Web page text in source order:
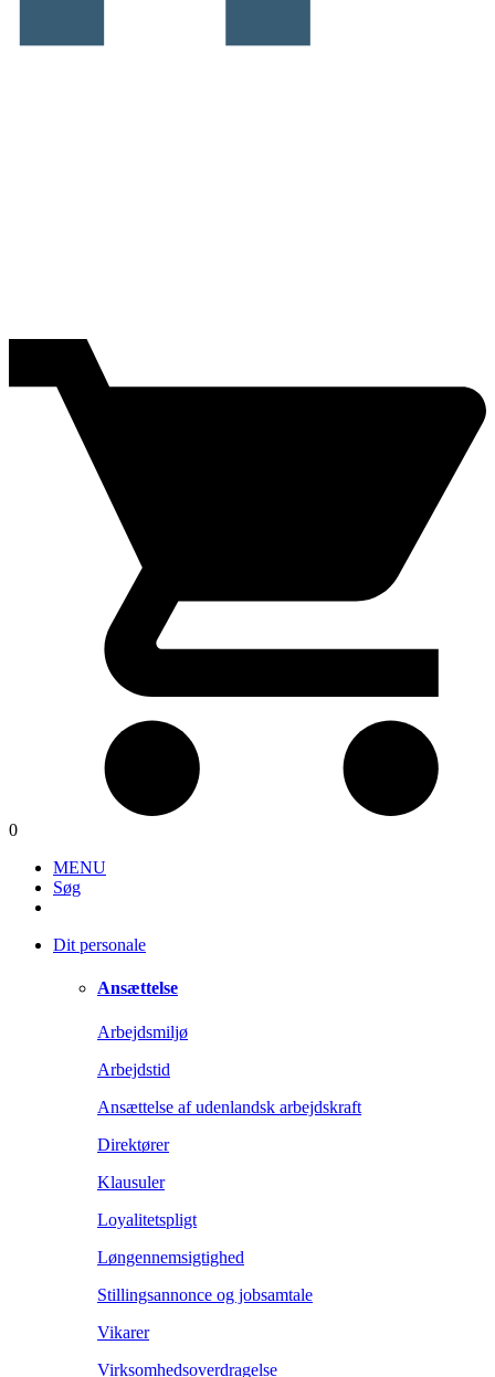
0
MENU
Søg
Dit personale
Ansættelse
Arbejdsmiljø
Arbejdstid
Ansættelse af udenlandsk arbejdskraft
Direktører
Klausuler
Loyalitetspligt
Løngennemsigtighed
Stillingsannonce og jobsamtale
Vikarer
Virksomhedsoverdragelse